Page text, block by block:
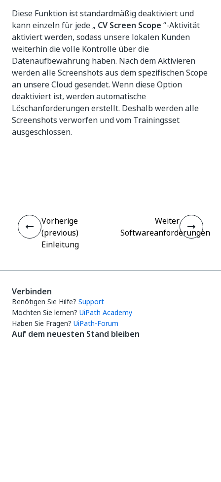
Diese Funktion ist standardmäßig deaktiviert und
kann einzeln für jede „ CV Screen Scope “-Aktivität
aktiviert werden, sodass unsere lokalen Kunden
weiterhin die volle Kontrolle über die
Datenaufbewahrung haben. Nach dem Aktivieren
werden alle Screenshots aus dem spezifischen Scope
an unsere Cloud gesendet. Wenn diese Option
deaktiviert ist, werden automatische
Löschanforderungen erstellt. Deshalb werden alle
Screenshots verworfen und vom Trainingsset
ausgeschlossen.
Vorherige
(previous)
Einleitung
Weiter
Softwareanforderungen
Verbinden
Benötigen Sie Hilfe? Support
Möchten Sie lernen? UiPath Academy
Haben Sie Fragen? UiPath-Forum
Auf dem neuesten Stand bleiben